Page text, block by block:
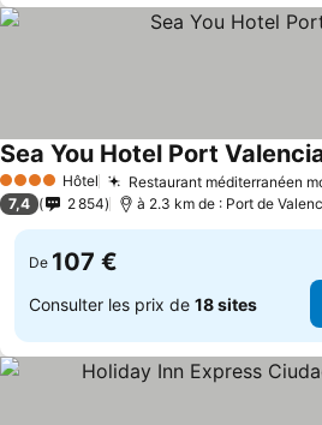
4 Étoiles Hôtel Restaurant méditerranéen
Sea You Hotel Port
7,4 2 854 à 2.3 km de : Port de
De 107 €
Consulter les prix de 18 sites